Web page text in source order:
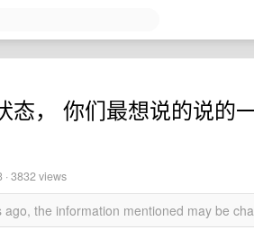
态， 你们最想说的说的
· 3832 views
the information mentioned may be